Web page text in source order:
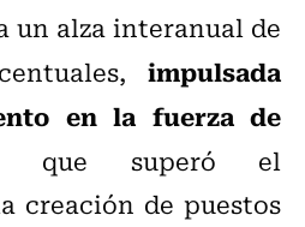
un alza interanual de
impulsada
en la fuerza de
que superó el
creación de puestos